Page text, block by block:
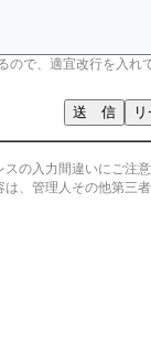
ので、適宜改行を入れ
の入力間違いにご注意
、管理人その他第三